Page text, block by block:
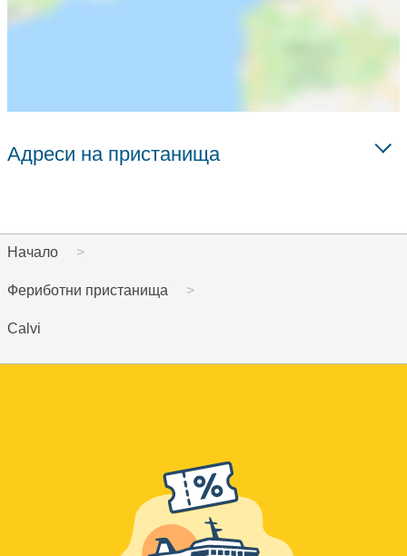
Адреси на пристанища
Начало
Фериботни пристанища
Calvi